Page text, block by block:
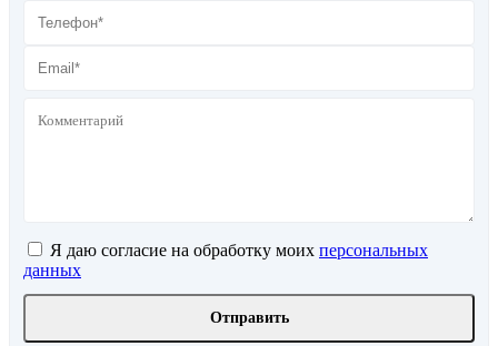
Я даю согласие на обработку моих персональных
данных